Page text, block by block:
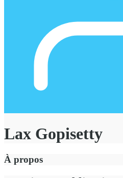
Lax Gopisetty
À propos